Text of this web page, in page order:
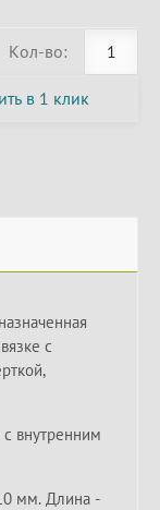
Кол-во:
в 1 клик
с
внутренним
мм. Длина -